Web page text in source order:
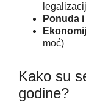
Ponuda
moć)
Kako su
godine?